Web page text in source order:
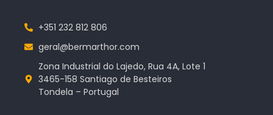
+351 232 812 806
geral@bermarthor.com
Zona Industrial do Lajedo, Rua 4A, Lote 1
3465-158 Santiago de Besteiros
Tondela – Portugal